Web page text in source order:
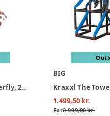
Bamse bjørn med butterfly, 25 cm
BIG
Kraxxl The
1.499,50 kr.
Før2.999,00 kr.